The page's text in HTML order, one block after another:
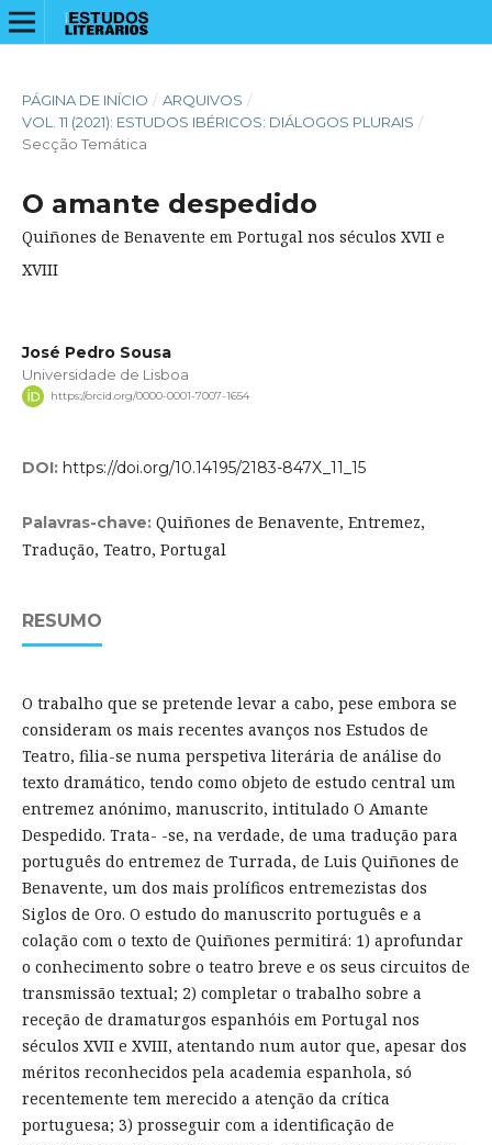
PÁGINA DE INÍCIO / ARQUIVOS /
VOL. 11 (2021): ESTUDOS IBÉRICOS: DIÁLOGOS PLURAIS /
Secção Temática
O amante despedido
Quiñones de Benavente em Portugal nos séculos XVII e
XVIII
José Pedro Sousa
Universidade de Lisboa
https://orcid.org/0000-0001-7007-1654
DOI: https://doi.org/10.14195/2183-847X_11_15
Palavras-chave: Quiñones de Benavente, Entremez,
Tradução, Teatro, Portugal
RESUMO
O trabalho que se pretende levar a cabo, pese embora se
consideram os mais recentes avanços nos Estudos de
Teatro, filia-se numa perspetiva literária de análise do
texto dramático, tendo como objeto de estudo central um
entremez anónimo, manuscrito, intitulado O Amante
Despedido. Trata- -se, na verdade, de uma tradução para
português do entremez de Turrada, de Luis Quiñones de
Benavente, um dos mais prolíficos entremezistas dos
Siglos de Oro. O estudo do manuscrito português e a
colação com o texto de Quiñones permitirá: 1) aprofundar
o conhecimento sobre o teatro breve e os seus circuitos de
transmissão textual; 2) completar o trabalho sobre a
receção de dramaturgos espanhóis em Portugal nos
séculos XVII e XVIII, atentando num autor que, apesar dos
méritos reconhecidos pela academia espanhola, só
recentemente tem merecido a atenção da crítica
portuguesa; 3) prosseguir com a identificação de